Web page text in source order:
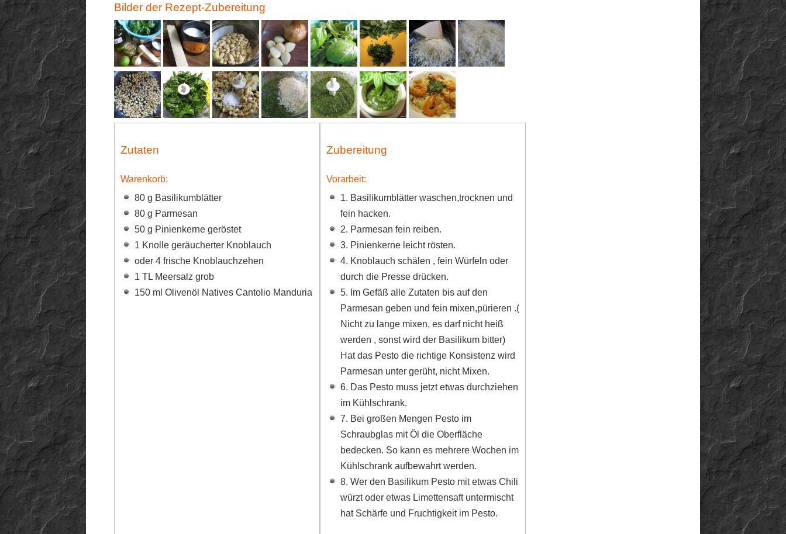
Bilder der Rezept-Zubereitung
Zutaten
Warenkorb:
80 g Basilikumblätter
80 g Parmesan
50 g Pinienkerne geröstet
1 Knolle geräucherter Knoblauch
oder 4 frische Knoblauchzehen
1 TL Meersalz grob
150 ml Olivenöl Natives Cantolio Manduria
Zubereitung
Vorarbeit:
1. Basilikumblätter waschen,trocknen und
fein hacken.
2. Parmesan fein reiben.
3. Pinienkerne leicht rösten.
4. Knoblauch schälen , fein Würfeln oder
durch die Presse drücken.
5. Im Gefäß alle Zutaten bis auf den
Parmesan geben und fein mixen,pürieren .(
Nicht zu lange mixen, es darf nicht heiß
werden , sonst wird der Basilikum bitter)
Hat das Pesto die richtige Konsistenz wird
Parmesan unter gerüht, nicht Mixen.
6. Das Pesto muss jetzt etwas durchziehen
im Kühlschrank.
7. Bei großen Mengen Pesto im
Schraubglas mit Öl die Oberfläche
bedecken. So kann es mehrere Wochen im
Kühlschrank aufbewahrt werden.
8. Wer den Basilikum Pesto mit etwas Chili
würzt oder etwas Limettensaft untermischt
hat Schärfe und Fruchtigkeit im Pesto.